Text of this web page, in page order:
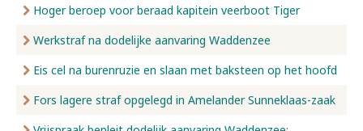
Hoger beroep voor beraad kapitein veerboot Tiger
Werkstraf na dodelijke aanvaring Waddenzee
Eis cel na burenruzie en slaan met baksteen op het hoofd
Fors lagere straf opgelegd in Amelander Sunneklaas-zaak